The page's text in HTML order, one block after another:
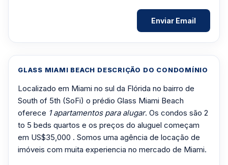
GLASS MIAMI BEACH DESCRIÇÃO DO CONDOMÍNIO
Localizado em Miami no sul da Flórida no bairro de
South of 5th (SoFi) o prédio Glass Miami Beach
oferece 1 apartamentos para alugar. Os condos são 2
to 5 beds quartos e os preços do aluguel começam
em US$35,000 . Somos uma agência de locação de
imóveis com muita experiencia no mercado de Miami.